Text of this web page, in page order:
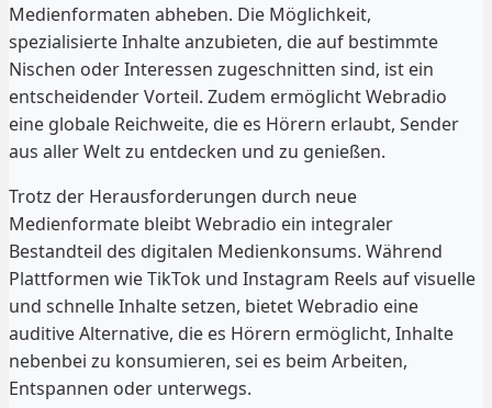
Medienformaten abheben. Die Möglichkeit,
spezialisierte Inhalte anzubieten, die auf bestimmte
Nischen oder Interessen zugeschnitten sind, ist ein
entscheidender Vorteil. Zudem ermöglicht Webradio
eine globale Reichweite, die es Hörern erlaubt, Sender
aus aller Welt zu entdecken und zu genießen.
Trotz der Herausforderungen durch neue
Medienformate bleibt Webradio ein integraler
Bestandteil des digitalen Medienkonsums. Während
Plattformen wie TikTok und Instagram Reels auf visuelle
und schnelle Inhalte setzen, bietet Webradio eine
auditive Alternative, die es Hörern ermöglicht, Inhalte
nebenbei zu konsumieren, sei es beim Arbeiten,
Entspannen oder unterwegs.